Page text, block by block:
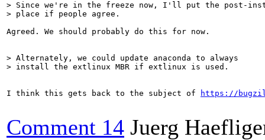
> Since we're in the freeze now, I'll put the post-
> place if people agree.
Agreed. We should probably do this for now.
> Alternately, we could update anaconda to always
> install the extlinux MBR if extlinux is used.
I think this gets back to the subject of https://
Comment 14 Juerg